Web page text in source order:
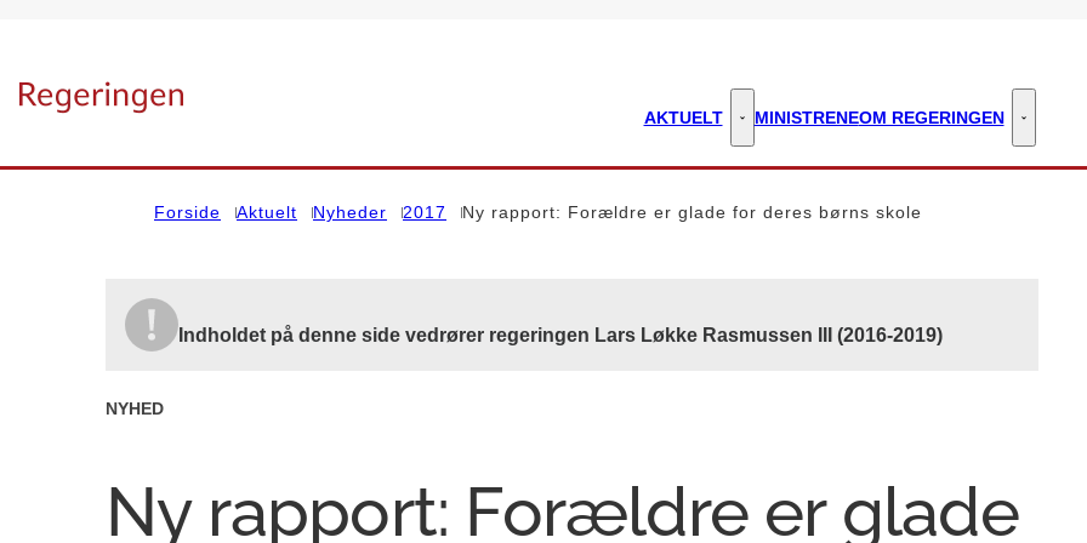
AKTUELT Aktuelt - Flere links
MINISTRENEOM REGERINGEN Om
Forside Aktuelt Nyheder 2017 Ny rapport: Forældre er glade for deres børns skole
Indholdet på denne side vedrører regeringen Lars Løkke Rasmussen III (2016-2019)
NYHED
Ny rapport: Forældre er glade